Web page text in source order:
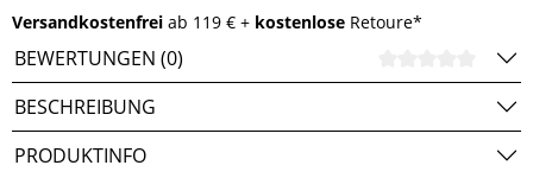
Versandkostenfrei ab 119 € + kostenlose Retoure*
BEWERTUNGEN (0)
BESCHREIBUNG
PRODUKTINFO